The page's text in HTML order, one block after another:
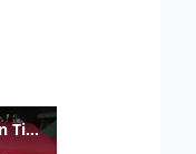
Gualtieri: "Responsabilità del Viminale su Spin Time? La posizione dei partiti è nota"